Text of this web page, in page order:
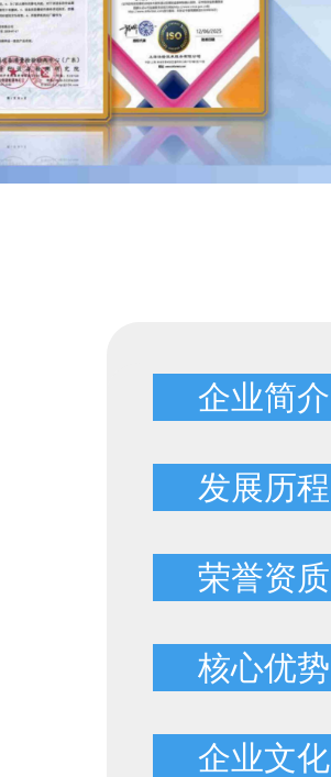
企业简介
发展历程
荣誉资质
核心优势
企业文化